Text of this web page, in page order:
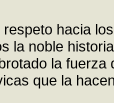
hacia
la noble
la
que la